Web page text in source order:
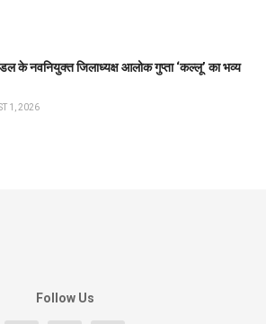
के नवनियुक्त जिलाध्यक्ष आलोक गुप्ता ‘कल्लू’ का भव्य
1, 2026
Follow Us